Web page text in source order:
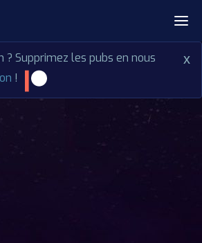
x
? Supprimez les pubs en nous
!